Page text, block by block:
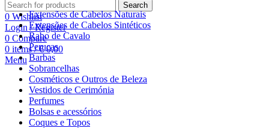
Search
0 Wishlist
Login / Register
0 Compare
0 items / €0,00
Menu
Extensões de Cabelos Naturais
Extensões de Cabelos Sintéticos
Rabo de Cavalo
Perucas
Barbas
Sobrancelhas
Cosméticos e Outros de Beleza
Vestidos de Cerimónia
Perfumes
Bolsas e acessórios
Coques e Topos